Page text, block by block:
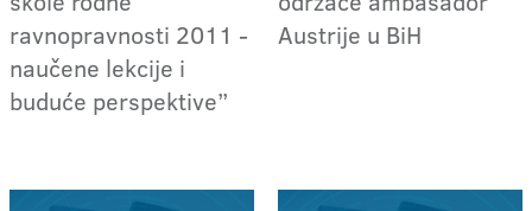
ravnopravnosti 2011 -
naučene lekcije i
buduće perspektive”
Austrije u BiH